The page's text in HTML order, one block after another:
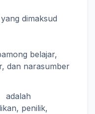
dimaksud
belajar,
dan narasumber
adalah
penilik,